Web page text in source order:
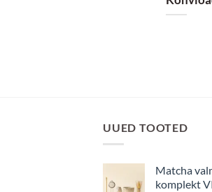
UUED TOOTED
Matcha
komplekt